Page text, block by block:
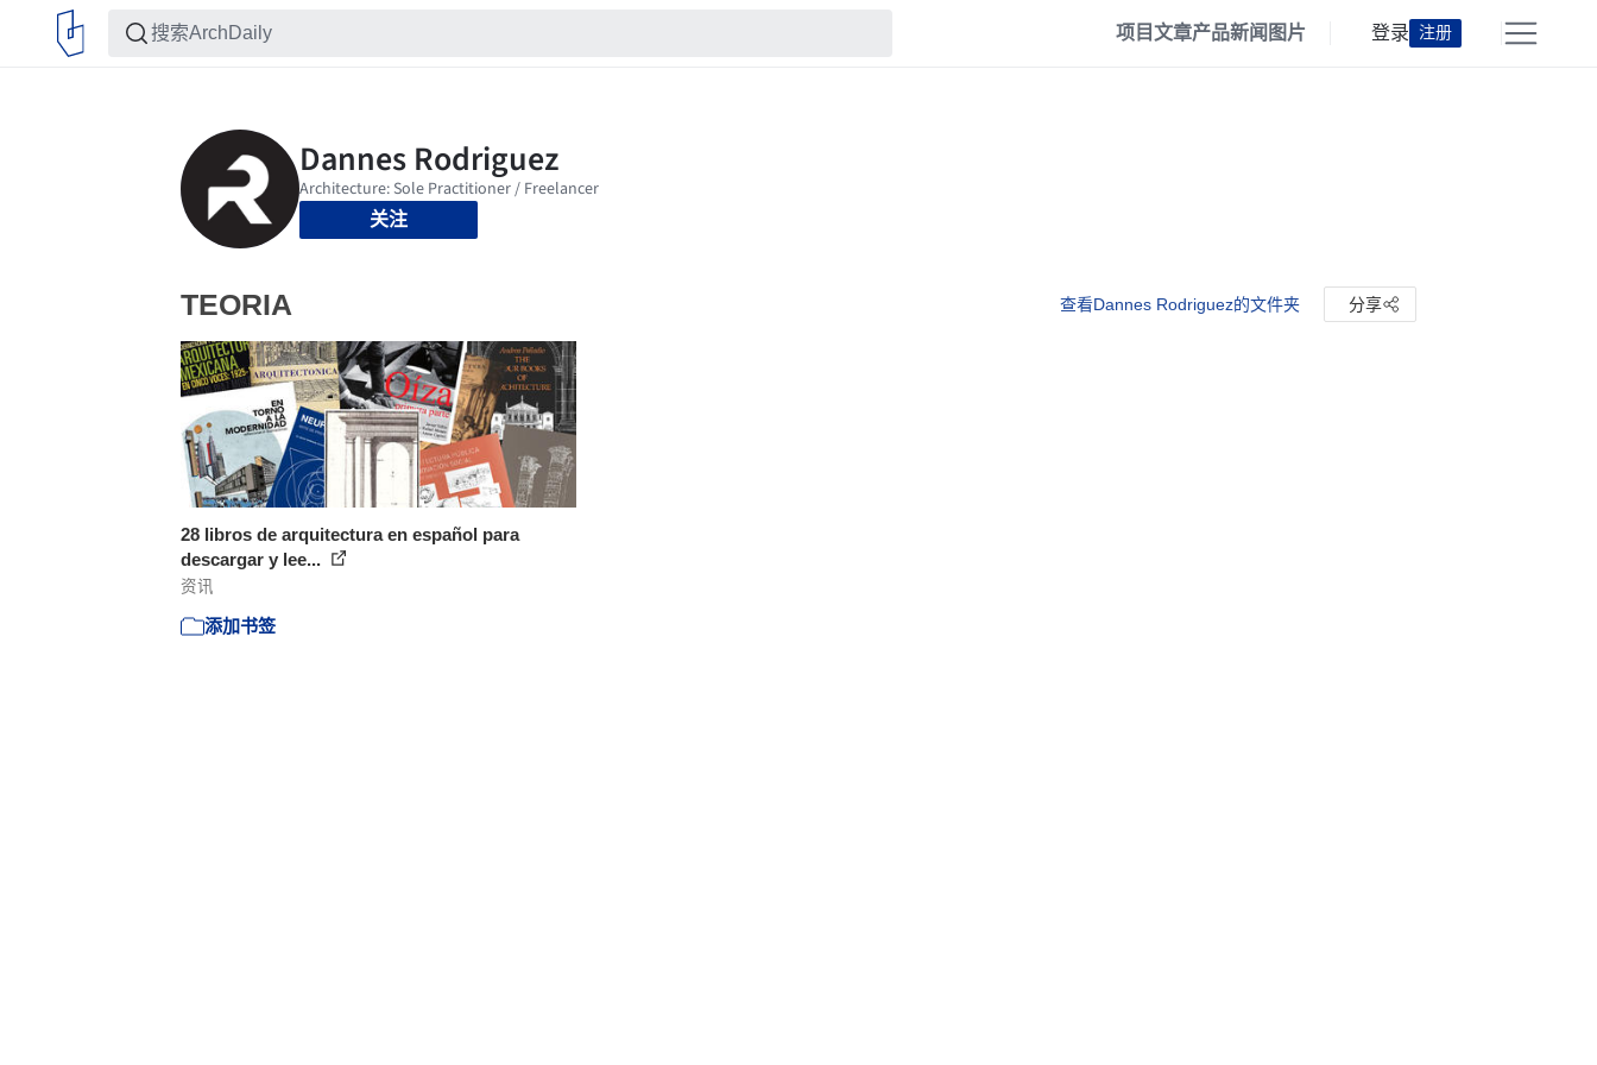
项目文章产品新闻 图片 登录 注册
关注
TEORIA 查看Dannes Rodriguez的文件夹 分享
28 libros de arquitectura en español para
descargar y lee...
资讯
添加书签